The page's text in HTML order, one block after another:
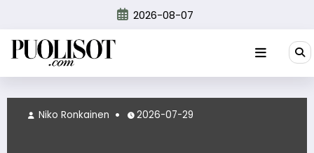
2026-08-07
Niko Ronkainen 2026-07-29